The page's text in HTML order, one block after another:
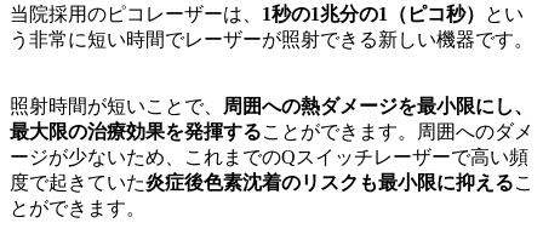
当院採用のピコレーザーは、 1秒の1兆分の1（ピコ秒）
とい
う非常に短い時間でレーザーが照射できる新しい機器です。
照射時間が短いことで、
周囲への熱ダメージを最小限にし、
最大限の治療効果を発揮することができます。周囲へのダメ
ージが少ないため、これまでのQスイッチレーザーで高い頻
度で起きていた炎症後色素沈着のリスクも最小限に抑えるこ
とができます。